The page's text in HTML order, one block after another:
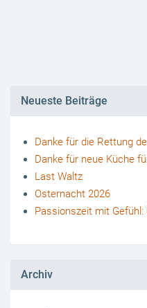
Neueste Beiträge
Danke für die Rettung
Danke für neue Küche
Last Waltz
Osternacht 2026
Passionszeit mit
Archiv